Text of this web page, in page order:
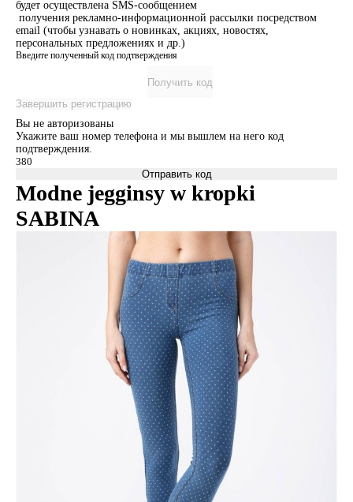
будет осуществлена SMS-сообщением
получения рекламно-информационной рассылки посредством
email (чтобы узнавать о новинках, акциях, новостях,
персональных предложениях и др.)
Введите полученный код подтверждения
Получить код
Завершить регистрацию
Вы не авторизованы
Укажите ваш номер телефона и мы вышлем на него код
подтверждения.
Отправить код
Modne jegginsy w kropki
SABINA